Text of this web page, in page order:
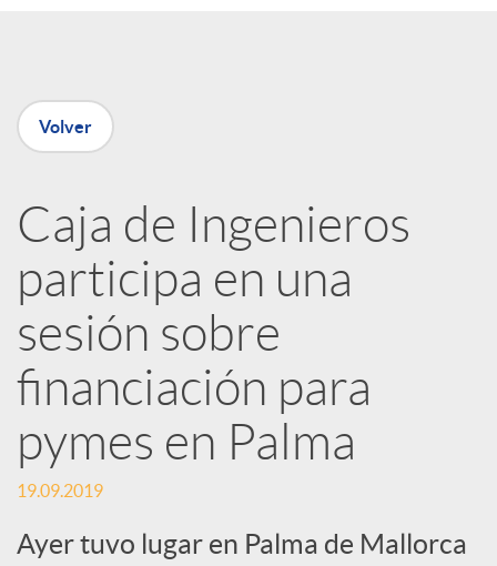
n
e
d
e
s
S
Volver
Caja de Ingenieros
participa en una
sesión sobre
financiación para
pymes en Palma
19.09.2019
Ayer tuvo lugar en Palma de Mallorca